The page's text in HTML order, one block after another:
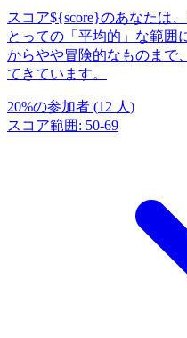
スコア${score}のあなたは
とっての「平均的」な範囲
からやや冒険的なものまで
てきています。
20%の参加者 (12 人 )
スコア範囲 : 50-69